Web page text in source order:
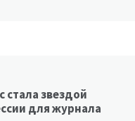
стала звездой
для журнала